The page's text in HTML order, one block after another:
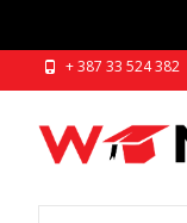
+ 387 33 524 382